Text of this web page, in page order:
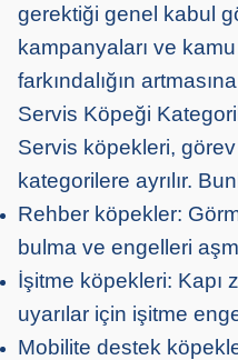
gerektiği genel kabul
kampanyaları ve
farkındalığın
Servis Köpeği
Servis köpekleri,
kategorilere ayrılır.
Rehber köpekler:
bulma ve engelleri
İşitme köpekleri: Kapı
uyarılar için işitme
Mobilite destek